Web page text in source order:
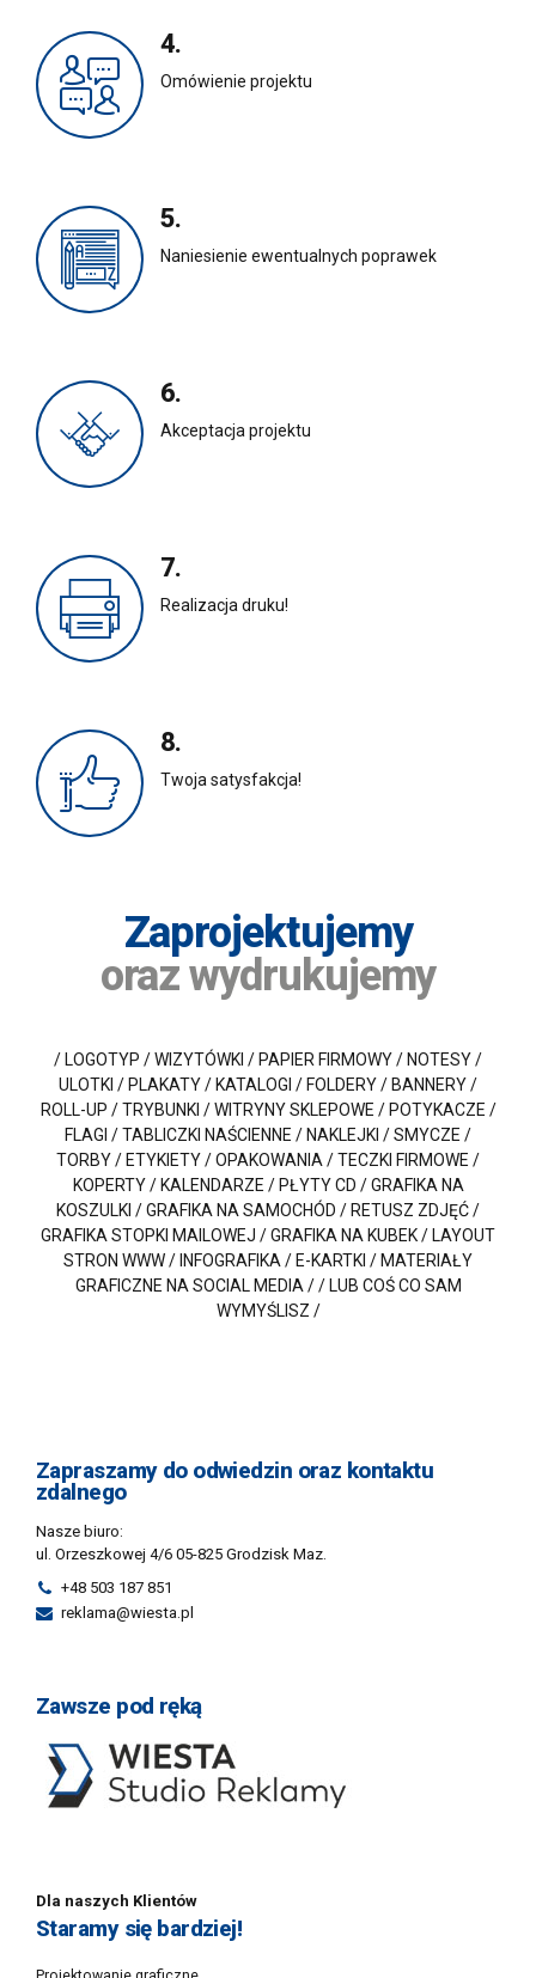
4.
Omówienie projektu
5.
Naniesienie ewentualnych poprawek
6.
Akceptacja projektu
7.
Realizacja druku!
8.
Twoja satysfakcja!
Zaprojektujemy
oraz wydrukujemy
/ LOGOTYP / WIZYTÓWKI / PAPIER FIRMOWY / NOTESY /
ULOTKI / PLAKATY / KATALOGI / FOLDERY / BANNERY /
ROLL-UP / TRYBUNKI / WITRYNY SKLEPOWE / POTYKACZE /
FLAGI / TABLICZKI NAŚCIENNE / NAKLEJKI / SMYCZE /
TORBY / ETYKIETY / OPAKOWANIA / TECZKI FIRMOWE /
KOPERTY / KALENDARZE / PŁYTY CD / GRAFIKA NA
KOSZULKI / GRAFIKA NA SAMOCHÓD / RETUSZ ZDJĘĆ /
GRAFIKA STOPKI MAILOWEJ / GRAFIKA NA KUBEK / LAYOUT
STRON WWW / INFOGRAFIKA / E-KARTKI / MATERIAŁY
GRAFICZNE NA SOCIAL MEDIA / / LUB COŚ CO SAM
WYMYŚLISZ /
Zapraszamy do odwiedzin oraz kontaktu
zdalnego
Nasze biuro:
ul. Orzeszkowej 4/6 05-825 Grodzisk Maz.
+48 503 187 851
reklama@wiesta.pl
Zawsze pod ręką
Dla naszych Klientów
Staramy się bardziej!